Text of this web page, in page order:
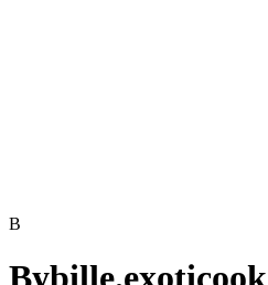
B